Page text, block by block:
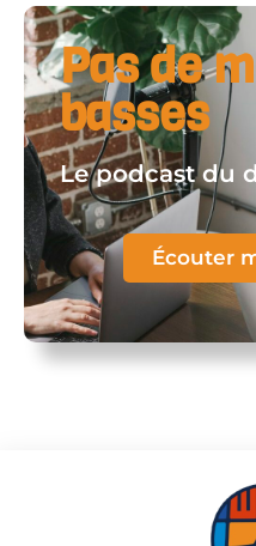
Pas de
basses
Le podcast du
Écouter